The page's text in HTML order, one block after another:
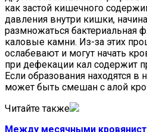
как застой кишечного
давления внутри кишки,
размножаться бактериальная
каловые камни. Из-за этих
ослабевают и могут начать
при дефекации кал содержит
Если образования находятся в
может быть смешан с алой
Читайте также
Между месячными